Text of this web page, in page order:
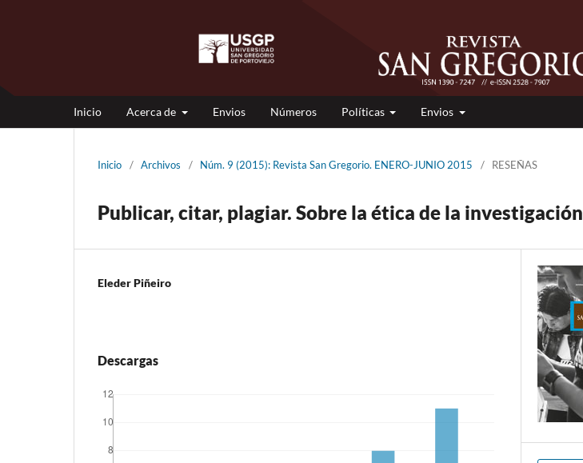
Inicio Acerca de Envios Números Políticas Envios
Inicio / Archivos / Núm. 9 (2015): Revista San Gregorio. ENERO-JUNIO 2015 / RESEÑAS
Publicar, citar, plagiar. Sobre la ética de la investigación
Eleder Piñeiro
Descargas